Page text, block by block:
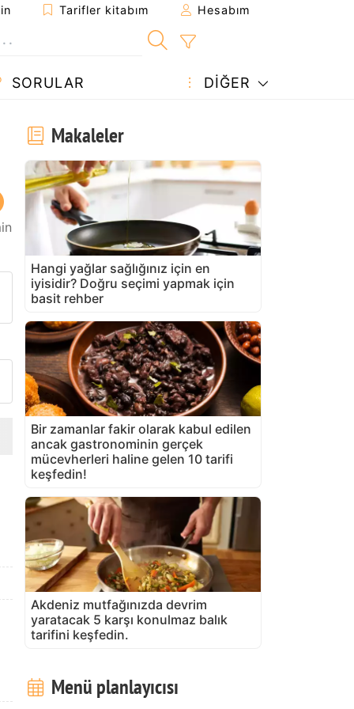
Tarifler kitabım Hesabım
SORULAR DIĞER
gönderbir soru sorun
tarifin fotoğrafını
Makaleler
Hangi yağlar sağlığınız için en
iyisidir? Doğru seçimi yapmak için
basit rehber
Bir zamanlar fakir olarak kabul edilen
ancak gastronominin gerçek
mücevherleri haline gelen 10 tarifi
keşfedin!
Akdeniz mutfağınızda devrim
yaratacak 5 karşı konulmaz balık
tarifini keşfedin.
Menü planlayıcısı